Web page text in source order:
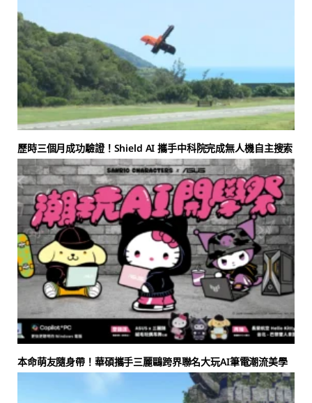
歷時三個月成功驗證！Shield AI 攜手中科院完成無人機自主搜索
本命萌友隨身帶！華碩攜手三麗鷗跨界聯名大玩AI筆電潮流美學